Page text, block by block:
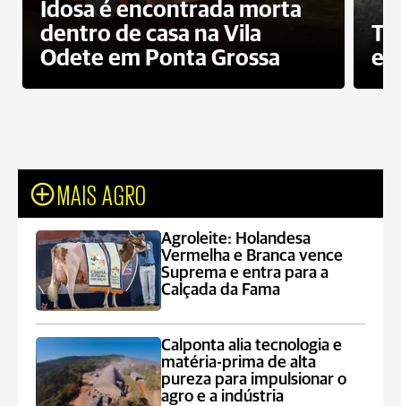
Idosa é encontrada morta
dentro de casa na Vila
Odete em Ponta Grossa
e
MAIS AGRO
Agroleite: Holandesa
Vermelha e Branca vence
Suprema e entra para a
Calçada da Fama
Calponta alia tecnologia e
matéria-prima de alta
pureza para impulsionar o
agro e a indústria